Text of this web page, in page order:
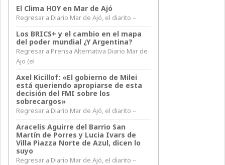
El Clima HOY en Mar de Ajó
Regresar a Diario Mar de Ajó, el diarito –
Los BRICS+ y el cambio en el mapa
del poder mundial ¿Y Argentina?
Regresar a Prensa Alternativa Diario Mar de
Ajo (el
Axel Kicillof: «El gobierno de Milei
está queriendo apropiarse de esta
decisión del FMI sobre los
sobrecargos»
Regresar a Diario Mar de Ajó, el diarito –
Aracelis Aguirre del Barrio San
Martín de Porres y Lucia Ivars de
Villa Piazza Norte de Azul, dicen lo
suyo
Regresar a Diario Mar de Ajó, el diarito –